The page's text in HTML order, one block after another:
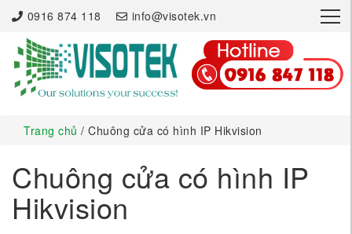
0916 874 118 info@visotek.vn ×
Trang chủ / Chuông cửa có hình IP Hikvision
Chuông cửa có hình IP
Hikvision